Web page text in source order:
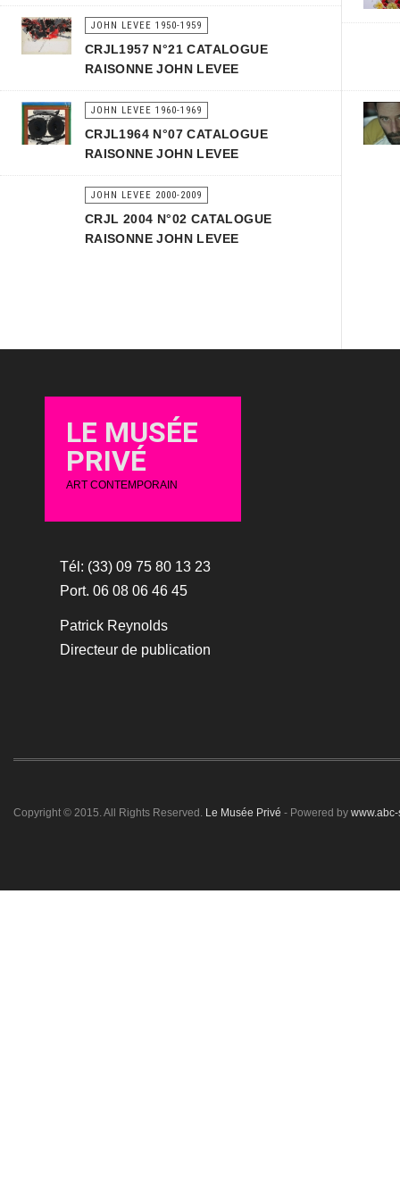
JOHN LEVEE 1950-1959
CRJL1957 N°21 CATALOGUE
RAISONNE JOHN LEVEE
JOHN LEVEE 1960-1969
CRJL1964 N°07 CATALOGUE
RAISONNE JOHN LEVEE
JOHN LEVEE 2000-2009
CRJL 2004 N°02 CATALOGUE
RAISONNE JOHN LEVEE
LE MUSÉE
PRIVÉ
ART CONTEMPORAIN
Tél: (33) 09 75 80 13 23
Port. 06 08 06 46 45
Patrick Reynolds
Directeur de publication
Copyright © 2015. All Rights Reserved. Le Musée Privé - Powered by